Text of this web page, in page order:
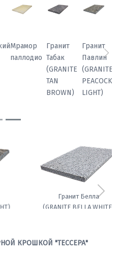
Гранит
Белла
Амфиболит
гранатовый
Гранит
Черный
кунжут
(GRANITE
SESAME
Амфиболит гранатовый
КРОШКОЙ "ТЕССЕРА"